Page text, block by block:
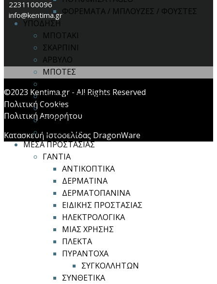
ΦΟΡΕΜΑΤΑ / ΜΠΛΟΥΖΕΣ / ΦΟΥΣΤΕΣ
ΥΠΟΔΗΣΗ
ΜΠΟΤΑΚΙ
ΣΚΑΡΠΙΝΙ
ΑΡΒΥΛΟ
ΜΠΟΤΕΣ
ΠΑΠΟΥΤΣΙΑ FAGEO
ΚΑΛΤΣΕΣ
ΠΑΤΟΙ
ΑΞΕΣΟΥΑΡ
ΜΕΣΑ ΠΡΟΣΤΑΣΙΑΣ
ΓΑΝΤΙΑ
ΑΝΤΙΚΟΠΤΙΚΑ
ΔΕΡΜΑΤΙΝΑ
ΔΕΡΜΑΤΟΠΑΝΙΝΑ
ΕΙΔΙΚΗΣ ΠΡΟΣΤΑΣΙΑΣ
ΗΛΕΚΤΡΟΛΟΓΙΚΑ
ΜΙΑΣ ΧΡΗΣΗΣ
ΠΛΕΚΤΑ
ΠΥΡΑΝΤΟΧΑ
ΣΥΓΚΟΛΛΗΤΩΝ
ΣΥΝΘΕΤΙΚΑ
2231100096
info@kentima.gr
©2023 Kentima.gr - All Rights Reserved
Πολιτική Cookies
Πολιτική Απορρήτου
Κατασκευή Ιστοσελίδας DragonWare